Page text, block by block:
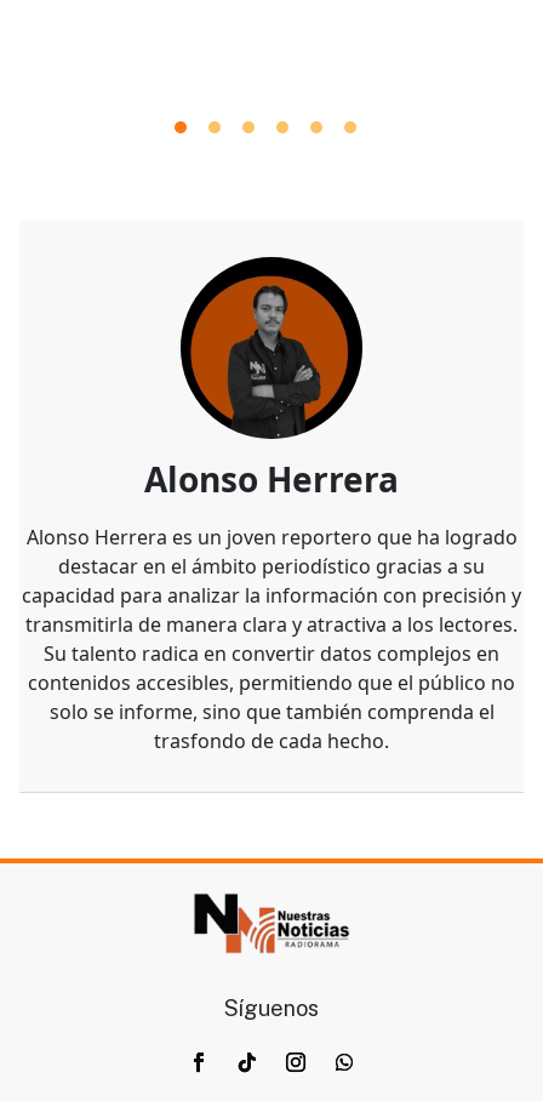
Alonso Herrera
Alonso Herrera es un joven reportero que ha logrado
destacar en el ámbito periodístico gracias a su
capacidad para analizar la información con precisión y
transmitirla de manera clara y atractiva a los lectores.
Su talento radica en convertir datos complejos en
contenidos accesibles, permitiendo que el público no
solo se informe, sino que también comprenda el
trasfondo de cada hecho.
Síguenos